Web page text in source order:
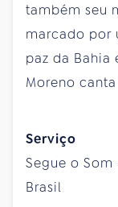
também seu
marcado por
paz da Bahia
Moreno
Serviço
Segue o Som
Brasil